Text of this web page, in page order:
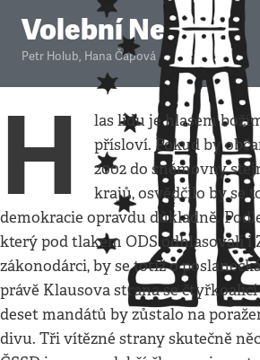
Volební Nemesis
Petr Holub, Hana Čápová
H
las lidu je hlasem
přísloví. Pokud by
2002 do sněmovny
krajů, osvědčilo by se
demokracie opravdu důkladně.
který pod tlakem ODS odhlasovali i
zákonodárci, by se totiž o
právě Klausova strana se
deset mandátů by zůstalo na
divu. Tři vítězné strany skutečně